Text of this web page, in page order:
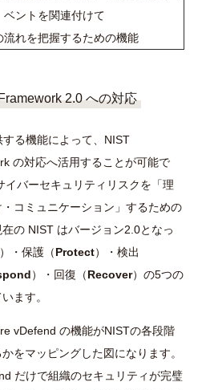
ベントを関連付けて
流れを把握するための機能
2.0 への対応
る機能によって、NIST
の対応へ活用することが可能で
イバーセキュリティリスクを「理
コミュニケーション」するための
在の NIST はバージョン2.0となっ
）・ 保護（Protect）・ 検出
）・ 回復（Recover） の5つの
ます。
vDefend の機能がNISTの各段階
をマッピングした図になります。
だけで組織のセキュリティが完璧